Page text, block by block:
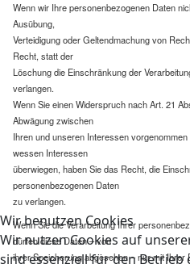
Wenn wir Ihre personenbezogenen Daten
Ausübung,
Verteidigung oder Geltendmachung von
Recht, statt der
Löschung die Einschränkung der
verlangen.
Wenn Sie einen Widerspruch nach Art. 21
Abwägung zwischen
Ihren und unseren Interessen
wessen Interessen
überwiegen, haben Sie das Recht, die
personenbezogenen Daten
zu verlangen.
Wenn Sie die Verarbeitung Ihrer
dürfen diese Daten – von
ihrer Speicherung abgesehen – nur mit
Wir benutzen Cookies
Wir nutzen Cookies auf
sind essenziell für den Betrieb